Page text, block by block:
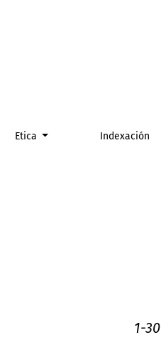
Etica Indexación
1-30